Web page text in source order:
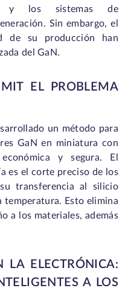
y los sistemas de
Sin embargo, el
de su producción han
del GaN.
EL PROBLEMA
un método para
GaN en miniatura con
y segura. El
es el corte preciso de los
transferencia al silicio
temperatura. Esto elimina
a los materiales, además
LA ELECTRÓNICA:
A LOS